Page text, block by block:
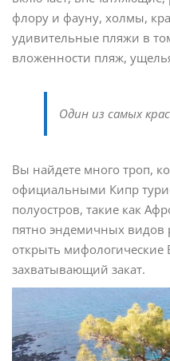
флору и фауну, холмы,
удивительные пляжи в
вложенности пляж,
Один из самых
Вы найдете много троп,
официальными Кипр
полуостров, такие как
пятно эндемичных видов
открыть
захватывающий закат.